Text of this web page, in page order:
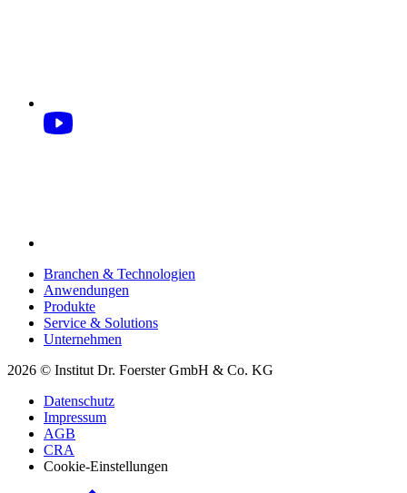
Branchen & Technologien
Anwendungen
Produkte
Service & Solutions
Unternehmen
2026 © Institut Dr. Foerster GmbH & Co. KG
Datenschutz
Impressum
AGB
CRA
Cookie-Einstellungen